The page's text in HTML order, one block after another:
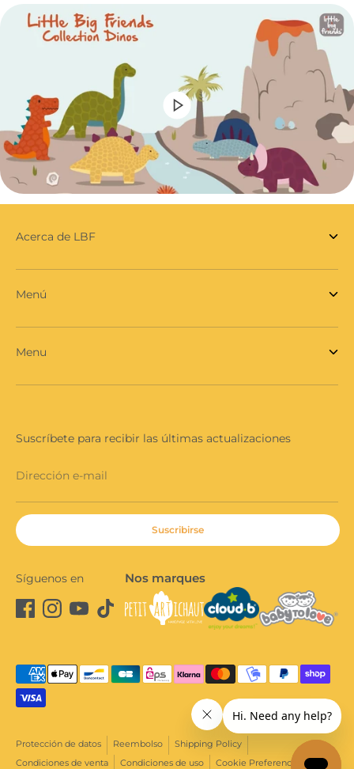
Acerca de LBF
Menú
Menu
Suscríbete para recibir las últimas actualizaciones
Dirección e-mail
Suscribirse
Síguenos en Nos marques
Protección de datos Reembolso
Shipping Policy
Condiciones de venta
Condiciones de uso Cookie Preferences
Medios
de
pago